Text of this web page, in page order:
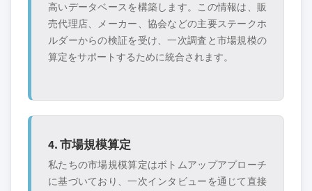
高いデータベースを構築します。この情報は、販
売代理店、メーカー、協会などの主要ステークホ
ルダーからの検証を受け、一次調査と市場規模の
算定をサポートするために統合されます。
4. 市場規模算定
私たちの市場規模算定はボトムアップアプローチ
に基づいており、一次インタビューを通じて直接